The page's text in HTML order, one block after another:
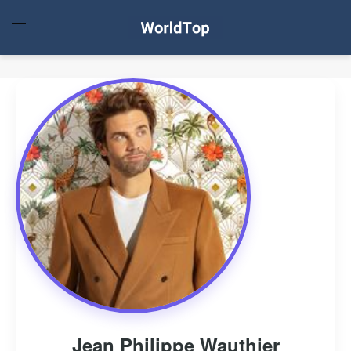
Jean Philippe Wauthier